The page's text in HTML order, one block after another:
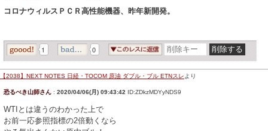
コロナウィルスＰＣＲ高性能機器、昨年新開発。
1 0
【2038】NEXT NOTES 日経・TOCOM 原油 ダブル・ブル ETNスレ より
恐るべき山師さん : 2020/04/06(月) 09:43:42 ID:ZDkzMDYyNDS9
WTIとは違うのわかった上で
お前一応参照指標の2倍動くなら